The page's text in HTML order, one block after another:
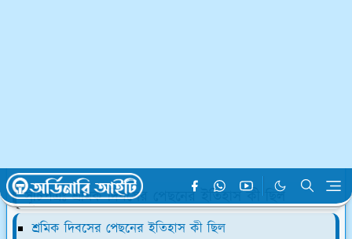
সূচিপত্রঃ শ্রমিক দিবসের পেছনের ইতিহাস কী ছিল
শ্রমিক দিবসের পেছনের ইতিহাস কী ছিল